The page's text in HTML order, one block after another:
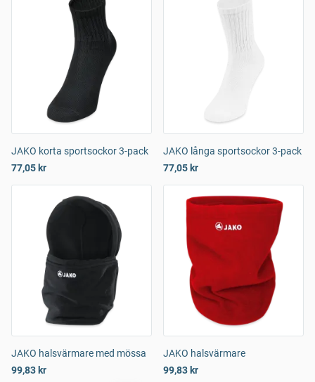
JAKO korta sportsockor 3-pack
77,05 kr
JAKO långa sportsockor 3-pack
77,05 kr
JAKO halsvärmare med mössa
99,83 kr
JAKO halsvärmare
99,83 kr